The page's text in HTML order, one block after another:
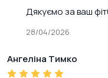
Дякуємо за ваш
28/04/2026
Ангеліна Тимко